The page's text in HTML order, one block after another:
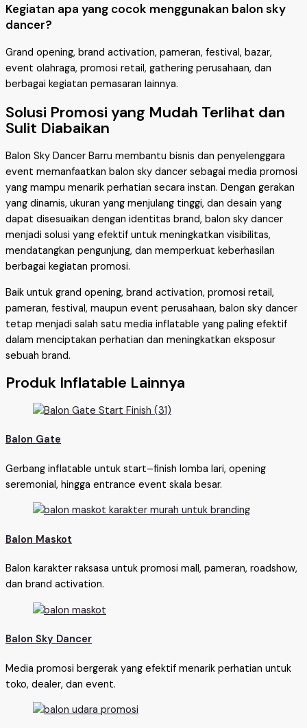
Kegiatan apa yang cocok menggunakan balon sky
dancer?
Grand opening, brand activation, pameran, festival, bazar,
event olahraga, promosi retail, gathering perusahaan, dan
berbagai kegiatan pemasaran lainnya.
Solusi Promosi yang Mudah Terlihat dan
Sulit Diabaikan
Balon Sky Dancer Barru membantu bisnis dan penyelenggara
event memanfaatkan balon sky dancer sebagai media promosi
yang mampu menarik perhatian secara instan. Dengan gerakan
yang dinamis, ukuran yang menjulang tinggi, dan desain yang
dapat disesuaikan dengan identitas brand, balon sky dancer
menjadi solusi yang efektif untuk meningkatkan visibilitas,
mendatangkan pengunjung, dan memperkuat keberhasilan
berbagai kegiatan promosi.
Baik untuk grand opening, brand activation, promosi retail,
pameran, festival, maupun event perusahaan, balon sky dancer
tetap menjadi salah satu media inflatable yang paling efektif
dalam menciptakan perhatian dan meningkatkan eksposur
sebuah brand.
Produk Inflatable Lainnya
Balon Gate
Gerbang inflatable untuk start–finish lomba lari, opening
seremonial, hingga entrance event skala besar.
Balon Maskot
Balon karakter raksasa untuk promosi mall, pameran, roadshow,
dan brand activation.
Balon Sky Dancer
Media promosi bergerak yang efektif menarik perhatian untuk
toko, dealer, dan event.